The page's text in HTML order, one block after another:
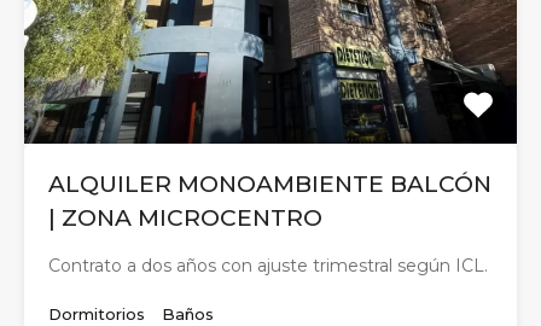
ALQUILER MONOAMBIENTE BALCÓN
| ZONA MICROCENTRO
Contrato a dos años con ajuste trimestral según ICL.
Dormitorios
Baños